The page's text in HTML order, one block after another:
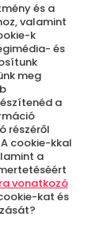
és a
valamint
k
és
meg
a
részéről
cookie-kkal
a
vonatkozó
kat és